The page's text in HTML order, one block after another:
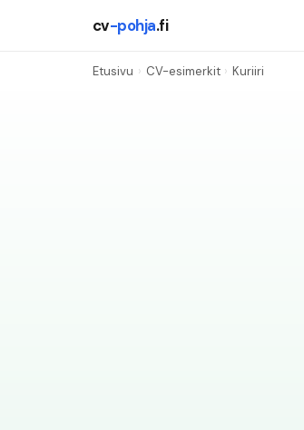
cv-pohja.fi
Etusivu › CV-esimerkit › Kuriiri